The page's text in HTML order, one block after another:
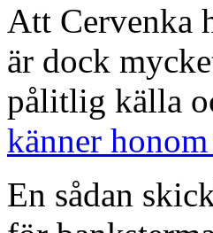
Att Cervenka
är dock
pålitlig källa
känner
En sådan